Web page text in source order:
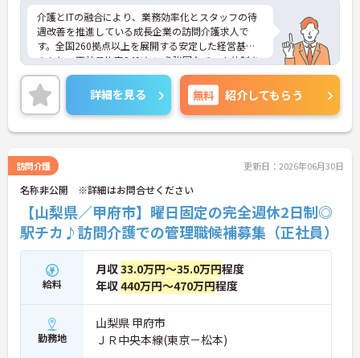
あり、訪問介護でありながら孤立することなくチー
ムの支援を受けながら業務に取り組めます
介護とITの融合により、業務効率化とスタッフの待
遇改善を推進している成長企業の訪問介護求人で
す。全国260拠点以上を展開する安定した経営基盤
のもと、正社員比率94%という強固なチーム体制を
構築しています。資格手当や年2回の評価面談など、
専門資格と成果が収入に直結する仕組みが整ってい
ます。夜勤なしの完全週休2日制（曜日固定）を採用
し、日々の記録業務はスマートフォンで完結するた
め、施設勤務特有の不規則なシフトや煩雑な事務作
談で不安を解消できるフォロー体制もあり、介護福
祉士の資格取得やサ責や管理者への着実なキャリア
アップを目指す有資格者の方に推奨できる環境で
す。
★おすすめPOINT★
【夜勤なし・曜日固定の休日で、身体への負担を抑
えた働き方が実現できます】
・8:00～19:00の間での実働8時間勤務で夜勤が存在
しないため、生活リズムを整えながら健康的に働き
続けることができます
・完全週休2日制（曜日固定）を採用していること
により、先々の予定が立てやすくプライベートの時
間をしっかりと確保できる環境です
詳細を見る 無料 紹介してもらう
訪問介護 更新日：2026年06月30日
名称非公開 ※詳細はお問合せください
【山梨県／甲府市】曜日固定の完全週休2日制◎
駅チカ♪訪問介護での管理職候補募集（正社員）
給料
月収33.0万円～35.0万円程度
年収440万円～470万円程度
勤務地
山梨県 甲府市
ＪＲ中央本線(東京－松本)